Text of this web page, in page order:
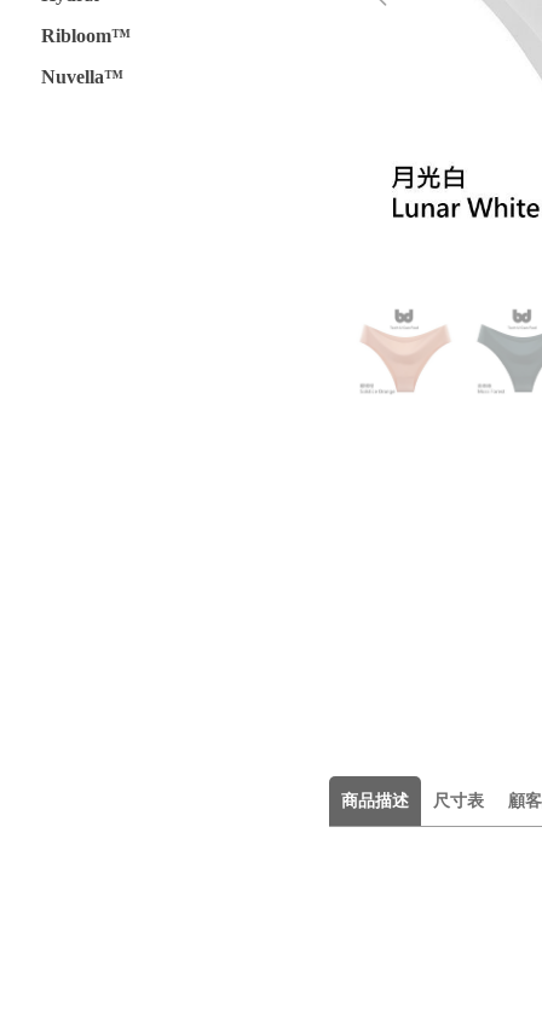
Ribloom™
Nuvella™
商品描述 尺寸表 顧